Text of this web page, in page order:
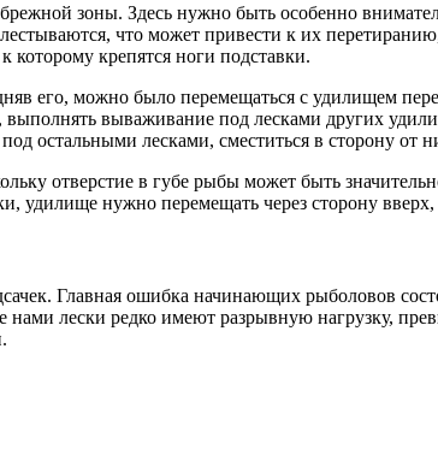
зоны. Здесь нужно быть особенно
что может привести к их
которому крепятся ноги подставки.
его, можно было перемещаться с удилищем
вываживание под лесками других
остальными лесками, сместиться в сторону
отверстие в губе рыбы может быть
удилище нужно перемещать через сторону
Главная ошибка начинающих рыболовов
нами лески редко имеют разрывную нагрузку,